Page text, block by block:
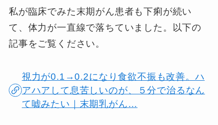
私が臨床でみた末期がん患者も下痢が続い
て、体力が一直線で落ちていました。以下の
記事をご覧ください。
視力が0.1→0.2になり食欲不振も改善。ハ
アハアして息苦しいのが、５分で治るなん
て嘘みたい｜末期乳がん…